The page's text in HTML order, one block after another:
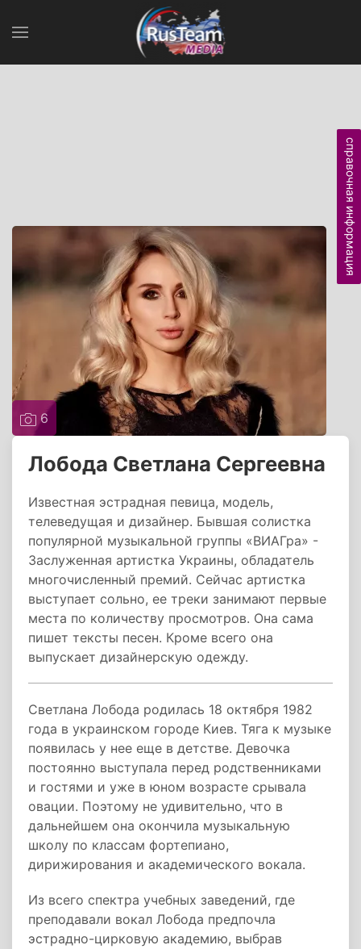
6
Лобода Светлана Сергеевна
Известная эстрадная певица, модель,
телеведущая и дизайнер. Бывшая солистка
популярной музыкальной группы «ВИАГра» -
Заслуженная артистка Украины, обладатель
многочисленный премий. Сейчас артистка
выступает сольно, ее треки занимают первые
места по количеству просмотров. Она сама
пишет тексты песен. Кроме всего она
выпускает дизайнерскую одежду.
Светлана Лобода родилась 18 октября 1982
года в украинском городе Киев. Тяга к музыке
появилась у нее еще в детстве. Девочка
постоянно выступала перед родственниками
и гостями и уже в юном возрасте срывала
овации. Поэтому не удивительно, что в
дальнейшем она окончила музыкальную
школу по классам фортепиано,
дирижирования и академического вокала.
Из всего спектра учебных заведений, где
преподавали вокал Лобода предпочла
эстрадно-цирковую академию, выбрав
справочная информация